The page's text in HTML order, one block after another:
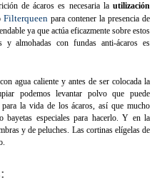
de ácaros es necesaria la utilización
Filterqueen para contener la presencia de
ya que actúa eficazmente sobre estos
y almohadas con fundas anti-ácaros es
agua caliente y antes de ser colocada la
podemos levantar polvo que puede
para la vida de los ácaros, así que mucho
especiales para hacerlo. Y en la
y de peluches. Las cortinas elígelas de